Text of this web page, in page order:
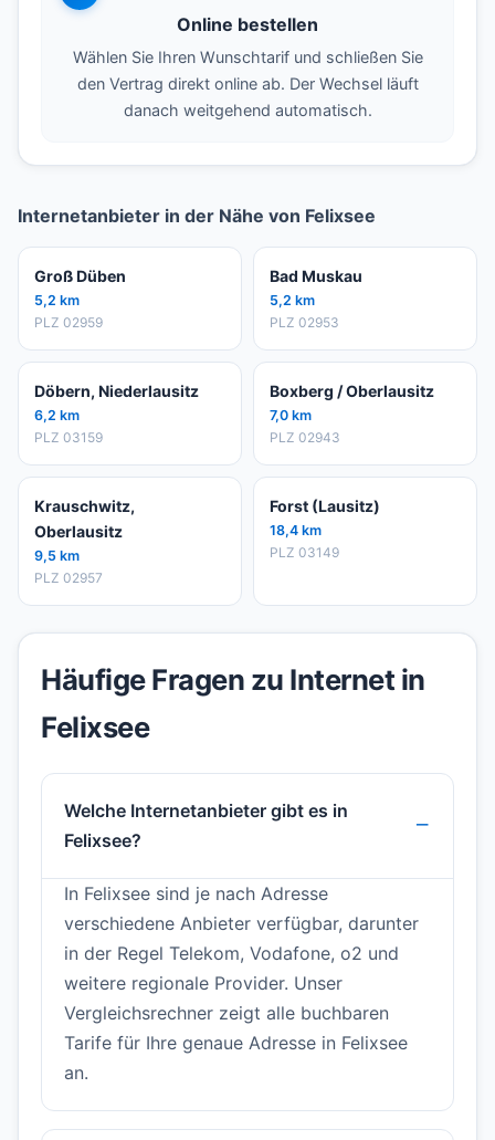
Online bestellen
Wählen Sie Ihren Wunschtarif und schließen Sie
den Vertrag direkt online ab. Der Wechsel läuft
danach weitgehend automatisch.
Internetanbieter in der Nähe von Felixsee
Groß Düben
5,2 km
PLZ 02959
Bad Muskau
5,2 km
PLZ 02953
Döbern, Niederlausitz
6,2 km
PLZ 03159
Boxberg / Oberlausitz
7,0 km
PLZ 02943
Krauschwitz,
Oberlausitz
9,5 km
PLZ 02957
Forst (Lausitz)
18,4 km
PLZ 03149
Häufige Fragen zu Internet in
Felixsee
Welche Internetanbieter gibt es in
Felixsee?
In Felixsee sind je nach Adresse
verschiedene Anbieter verfügbar, darunter
in der Regel Telekom, Vodafone, o2 und
weitere regionale Provider. Unser
Vergleichsrechner zeigt alle buchbaren
Tarife für Ihre genaue Adresse in Felixsee
an.